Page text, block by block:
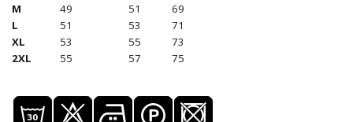
M
49 51
69
L
51 53
71
XL
53 55
73
2XL
55 57 75